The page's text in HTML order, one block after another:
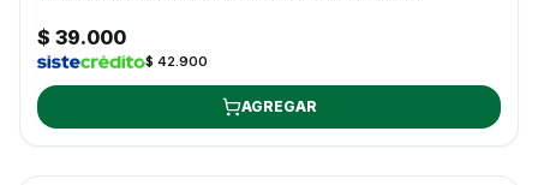
$ 39.000
$ 42.900
AGREGAR